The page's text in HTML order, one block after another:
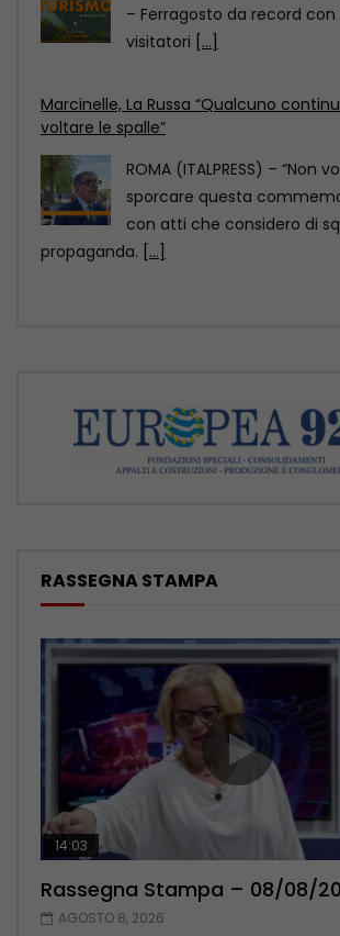
sporcare questa
con atti che considero di
Scoperto un relitto romano con
al largo di Mazara del Vallo
ROMA (ITALPRESS) – Un
romana, presumibilmente
II e il
RASSEGNA STAMPA
14:03
Rassegna Stampa – 08/08/
AGOSTO 8, 2026
16:38
Rassegna Stampa – 07/08/
AGOSTO 7, 2026